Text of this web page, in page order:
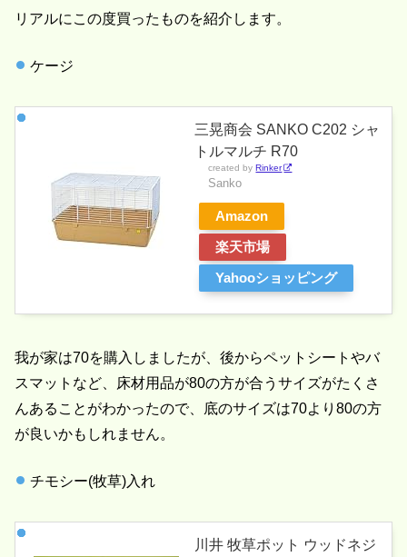
リアルにこの度買ったものを紹介します。
ケージ
三晃商会 SANKO C202 シャ
トルマルチ R70
created byRinker
Sanko
Amazon
楽天市場
Yahooショッピング
我が家は70を購入しましたが、後からペットシートやバ
スマットなど、床材用品が80の方が合うサイズがたくさ
んあることがわかったので、底のサイズは70より80の方
が良いかもしれません。
チモシー(牧草)入れ
川井 牧草ポット ウッドネジ